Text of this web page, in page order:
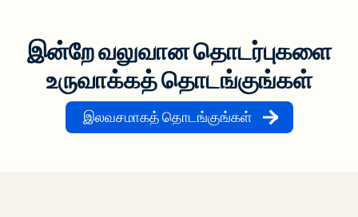
இன்றே வலுவான தொடர்புகளை
உருவாக்கத் தொடங்குங்கள்
இலவசமாகத் தொடங்குங்கள்